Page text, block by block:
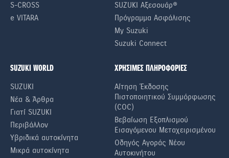
S-CROSS
e VITARA
SUZUKI Αξεσουάρ®
Πρόγραμμα Ασφάλισης
My Suzuki
Suzuki Connect
SUZUKI WORLD
SUZUKI
Νέα & Άρθρα
Γιατί SUZUKI
Περιβάλλον
Υβριδικά αυτοκίνητα
Μικρά αυτοκίνητα
ΧΡΗΣΙΜΕΣ ΠΛΗΡΟΦΟΡΙΕΣ
Αίτηση Έκδοσης
Πιστοποιητικού Συμμόρφωσης
(COC)
Βεβαίωση Εξοπλισμού
Εισαγόμενου Μεταχειρισμένου
Οδηγός Αγοράς Νέου
Αυτοκινήτου